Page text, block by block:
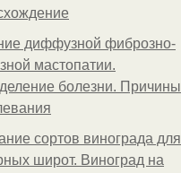
диффузной фиброзно-
мастопатии.
болезни. Причины
сортов винограда для
широт. Виноград на